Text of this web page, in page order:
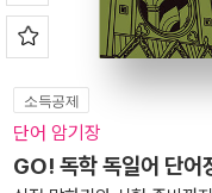
소득공제
단어 암기장
GO! 독학 독일어 단어